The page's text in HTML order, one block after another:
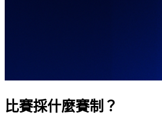
比賽採什麼賽制？